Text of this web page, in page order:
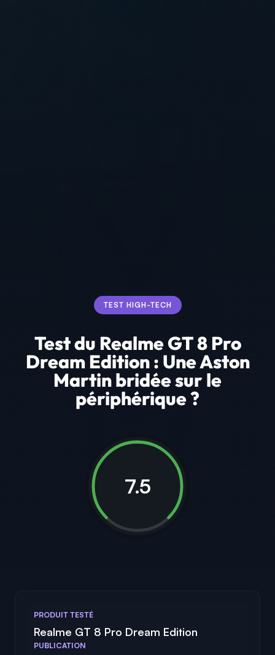
TEST HIGH-TECH
Test du Realme GT 8 Pro
Dream Edition : Une Aston
Martin bridée sur le
périphérique ?
7.5
PRODUIT TESTÉ
Realme GT 8 Pro Dream Edition
PUBLICATION